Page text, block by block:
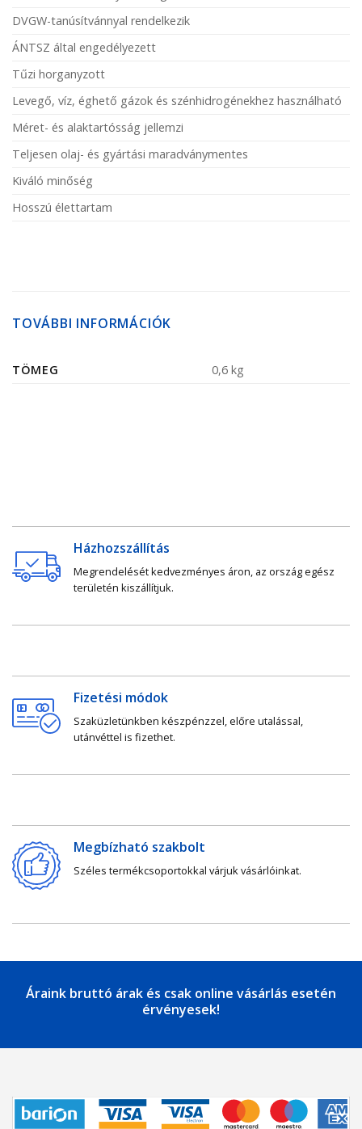
DVGW-tanúsítvánnyal rendelkezik
ÁNTSZ által engedélyezett
Tűzi horganyzott
Levegő, víz, éghető gázok és szénhidrogénekhez használható
Méret- és alaktartósság jellemzi
Teljesen olaj- és gyártási maradványmentes
Kiváló minőség
Hosszú élettartam
TOVÁBBI INFORMÁCIÓK
TÖMEG 0,6 kg
Házhozszállítás
Megrendelését kedvezményes áron, az ország egész
területén kiszállítjuk.
Fizetési módok
Szaküzletünkben készpénzzel, előre utalással,
utánvéttel is fizethet.
Megbízható szakbolt
Széles termékcsoportokkal várjuk vásárlóinkat.
Áraink bruttó árak és csak online vásárlás esetén
érvényesek!